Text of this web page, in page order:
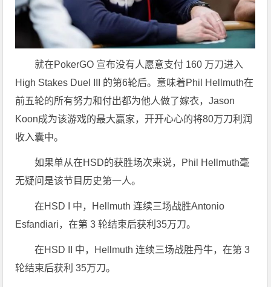
就在PokerGO 宣布没有人愿意支付 160 万刀进入
High Stakes Duel III 的第6轮后。意味着Phil Hellmuth在
前五轮的所有努力和付出都为他人做了嫁衣，Jason
Koon成为该游戏的最大赢家，开开心心的将80万刀利润
收入囊中。
如果单从在HSD的获胜场次来说，Phil Hellmuth毫
无疑问是该节目历史第一人。
在HSD I 中，Hellmuth 连续三场战胜Antonio
Esfandiari，在第 3 轮结束后获利35万刀。
在HSD II 中，Hellmuth 连续三场战胜丹牛，在第 3
轮结束后获利 35万刀。